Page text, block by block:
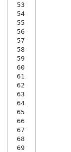
53
54
55
56
57
58
59
60
61
62
63
64
65
66
67
68
69